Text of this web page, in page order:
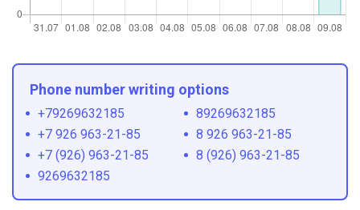
Phone number writing options
+79269632185
89269632185
+7 926 963-21-85
8 926 963-21-85
+7 (926) 963-21-85
8 (926) 963-21-85
9269632185